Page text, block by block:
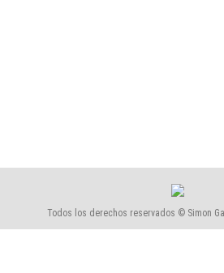
Todos los derechos reservados © Simon